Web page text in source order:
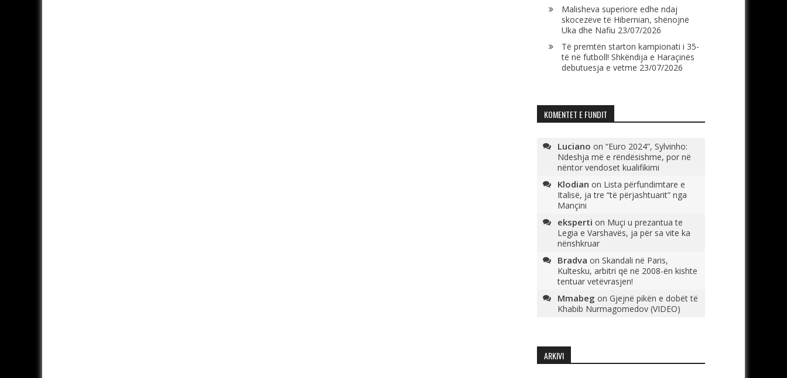
Malisheva superiore edhe ndaj
skocezëve të Hibernian, shënojnë
Uka dhe Nafiu 23/07/2026
Të premtën starton kampionati i 35-
të në futboll! Shkëndija e Haraçinës
debutuesja e vetme 23/07/2026
KOMENTET E FUNDIT
Luciano on “Euro 2024”, Sylvinho:
Ndeshja më e rëndësishme, por në
nëntor vendoset kualifikimi
Klodian on Lista përfundimtare e
Italisë, ja tre “të përjashtuarit” nga
Mançini
eksperti on Muçi u prezantua te
Legia e Varshavës, ja për sa vite ka
nënshkruar
Bradva on Skandali në Paris,
Kultesku, arbitri që në 2008-ën kishte
tentuar vetëvrasjen!
Mmabeg on Gjejnë pikën e dobët të
Khabib Nurmagomedov (VIDEO)
ARKIVI